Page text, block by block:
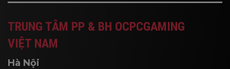
TRUNG TÂM PP & BH OCPCGAMING
VIỆT NAM
Hà Nội